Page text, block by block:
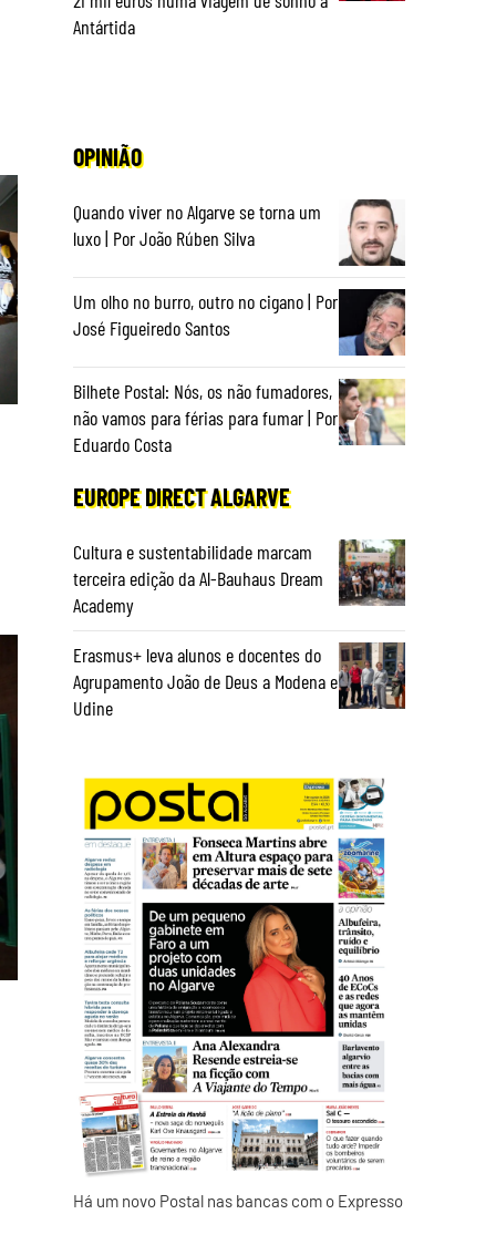
Antártida
OPINIÃO
Quando viver no Algarve se torna um
luxo | Por João Rúben Silva
Um olho no burro, outro no cigano | Por
José Figueiredo Santos
Bilhete Postal: Nós, os não fumadores,
não vamos para férias para fumar | Por
Eduardo Costa
EUROPE DIRECT ALGARVE
Cultura e sustentabilidade marcam
terceira edição da Al-Bauhaus Dream
Academy
Erasmus+ leva alunos e docentes do
Agrupamento João de Deus a Modena e
Udine
Há um novo Postal nas bancas com o Expresso